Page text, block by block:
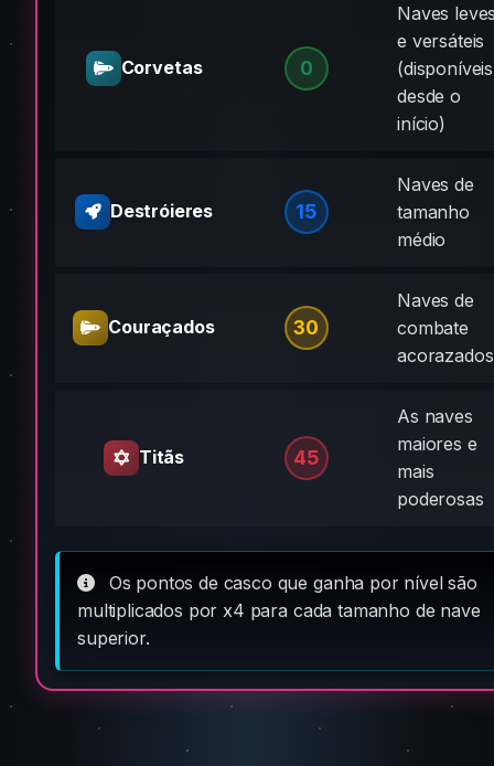
Corvetas 0
Naves
e versáteis
(disponíveis
desde o
início)
Destróieres 15
Naves de
tamanho
médio
Couraçados 30
Naves de
combate
acorazados
Titãs 45
As naves
maiores e
mais
poderosas
Os pontos de casco que ganha por nível são
multiplicados por x4 para cada tamanho de nave
superior.